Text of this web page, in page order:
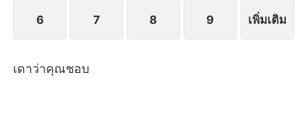
6 7 8 9 เพิ่มเติม
เดาว่าคุณชอบ